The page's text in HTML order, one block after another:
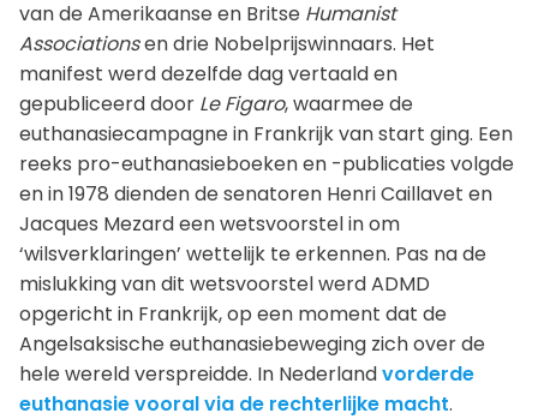
van de Amerikaanse en Britse Humanist
Associationsen drie Nobelprijswinnaars. Het
manifest werd dezelfde dag vertaald en
gepubliceerd door Le Figaro, waarmee de
euthanasiecampagne in Frankrijk van start ging. Een
reeks pro-euthanasieboeken en -publicaties volgde
en in 1978 dienden de senatoren Henri Caillavet en
Jacques Mezard een wetsvoorstel in om
‘wilsverklaringen’ wettelijk te erkennen. Pas na de
mislukking van dit wetsvoorstel werd ADMD
opgericht in Frankrijk, op een moment dat de
Angelsaksische euthanasiebeweging zich over de
hele wereld verspreidde. In Nederlandvorderde
euthanasie vooral via de rechterlijke macht.